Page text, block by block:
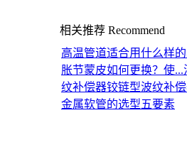
相关推荐 Recommend
高温管道适合用什么样
胀节蒙皮如何更换？使...
纹补偿器铰链型波纹补
金属软管的选型五要素